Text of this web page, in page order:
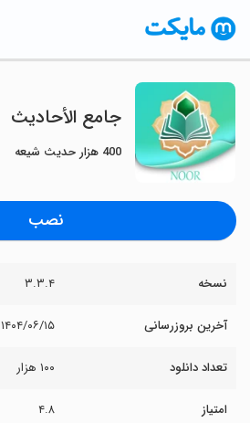
‏جامع الأحادیث
400 هزار حدیث شیعه
نصب
نسخه ۳.۳.۴
آخرین بروزرسانی ۱۴۰۴/۰۶/۱۵
تعداد دانلود ۱۰۰ هزار
امتیاز ۴.۸